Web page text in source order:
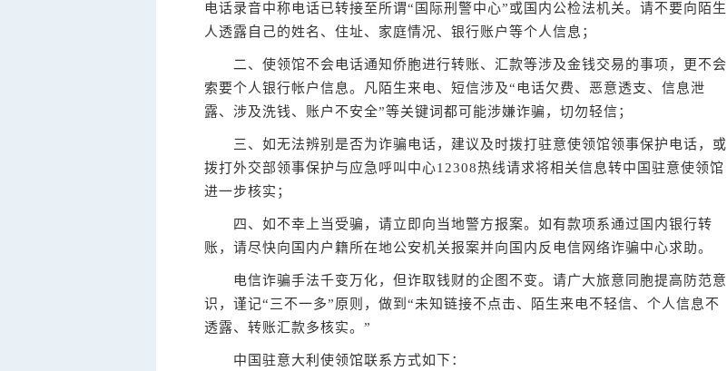
电话录音中称电话已转接至所谓“国际刑警中心”或国内公检法机关。请不要向陌生
人透露自己的姓名、住址、家庭情况、银行账户等个人信息；
二、使领馆不会电话通知侨胞进行转账、汇款等涉及金钱交易的事项，更不会
索要个人银行帐户信息。凡陌生来电、短信涉及“电话欠费、恶意透支、信息泄
露、涉及洗钱、账户不安全”等关键词都可能涉嫌诈骗，切勿轻信；
三、如无法辨别是否为诈骗电话，建议及时拨打驻意使领馆领事保护电话，或
拨打外交部领事保护与应急呼叫中心12308热线请求将相关信息转中国驻意使领馆
进一步核实；
四、如不幸上当受骗，请立即向当地警方报案。如有款项系通过国内银行转
账，请尽快向国内户籍所在地公安机关报案并向国内反电信网络诈骗中心求助。
电信诈骗手法千变万化，但诈取钱财的企图不变。请广大旅意同胞提高防范意
识，谨记“三不一多”原则，做到“未知链接不点击、陌生来电不轻信、个人信息不
透露、转账汇款多核实。”
中国驻意大利使领馆联系方式如下：